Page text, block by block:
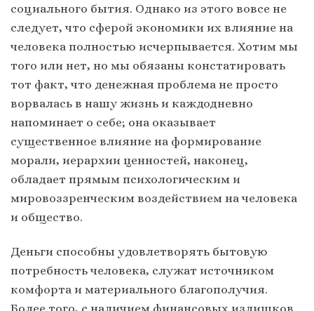
социального бытия. Однако из этого вовсе не
следует, что сферой экономики их влияние на
человека полностью исчерпывается. Хотим мы
того или нет, но мы обязаны констатировать
тот факт, что денежная проблема не просто
ворвалась в нашу жизнь и каждодневно
напоминает о себе; она оказывает
существенное влияние на формирование
морали, иерархии ценностей, наконец,
обладает прямым психологическим и
мировоззренческим воздействием на человека
и общество.
Деньги способны удовлетворять бытовую
потребность человека, служат источником
комфорта и материального благополучия.
Более того, с наличием финансовых излишков